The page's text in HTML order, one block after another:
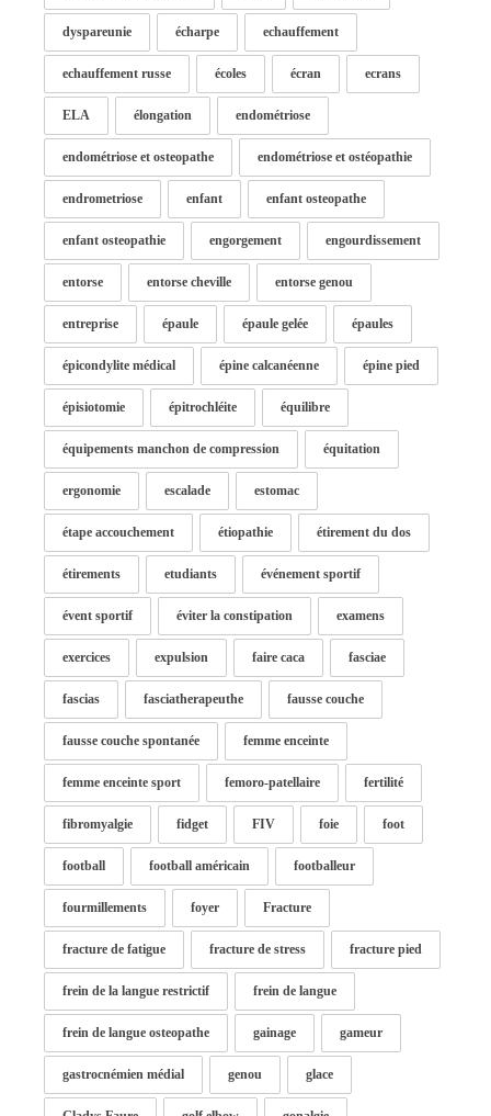
dyspareunie écharpe echauffement
echauffement russe écoles écran ecrans
ELA élongation endométriose
endométriose et osteopathe endométriose et ostéopathie
endrometriose enfant enfant osteopathe
enfant osteopathie engorgement engourdissement
entorse entorse cheville entorse genou
entreprise épaule épaule gelée épaules
épicondylite médical épine calcanéenne épine pied
épisiotomie épitrochléite équilibre
équipements manchon de compression équitation
ergonomie escalade estomac
étape accouchement étiopathie étirement du dos
étirements etudiants événement sportif
évent sportif éviter la constipation examens
exercices expulsion faire caca fasciae
fascias fasciatherapeuthe fausse couche
fausse couche spontanée femme enceinte
femme enceinte sport femoro-patellaire fertilité
fibromyalgie fidget FIV foie foot
football football américain footballeur
fourmillements foyer Fracture
fracture de fatigue fracture de stress fracture pied
frein de la langue restrictif frein de langue
frein de langue osteopathe gainage gameur
gastrocnémien médial genou glace